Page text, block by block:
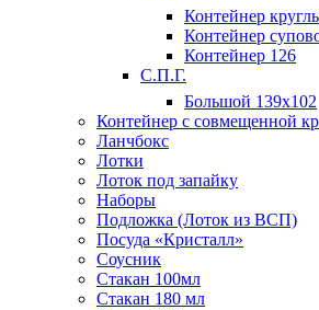
Контейнер
Контейнер
Контейнер 126
С.П.Г.
Большой 139х102
Контейнер с совмещенной
Ланчбокс
Лотки
Лоток под запайку
Наборы
Подложка (Лоток из ВСП)
Посуда «Кристалл»
Соусник
Стакан 100мл
Стакан 180 мл